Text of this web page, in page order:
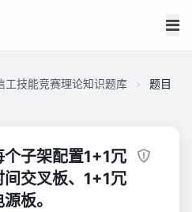
工技能竞赛理论知识题库
题目
子架配置1+1冗
交叉板、1+1冗
板。